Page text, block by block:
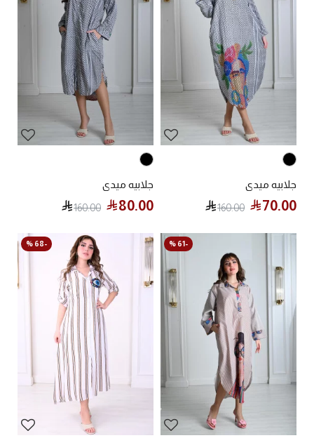
جلابيه ميدي
70.00
160.00
جلابيه ميدي
80.00
160.00
-61 %
-68 %